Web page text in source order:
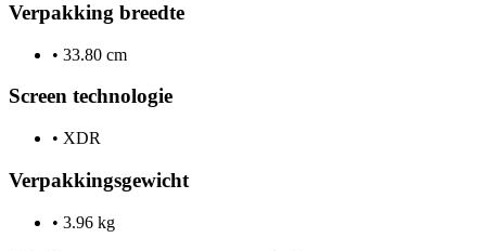
Verpakking breedte
• 33.80 cm
Screen technologie
• XDR
Verpakkingsgewicht
• 3.96 kg